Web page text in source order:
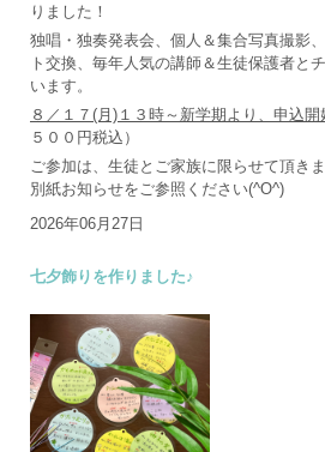
りました！
独唱・独奏発表会、個人＆集合写真撮影
ト交換、毎年人気の講師＆生徒保護者と
います。
８／１７(月)１３時～新学期より、申込開
５００円税込）
ご参加は、生徒とご家族に限らせて頂き
別紙お知らせをご参照ください(^O^)
2026年06月27日
七夕飾りを作りました♪